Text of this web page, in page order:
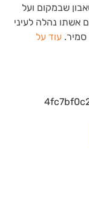
שבמקום ועל
אשתו נהלה לעיני
עוד על